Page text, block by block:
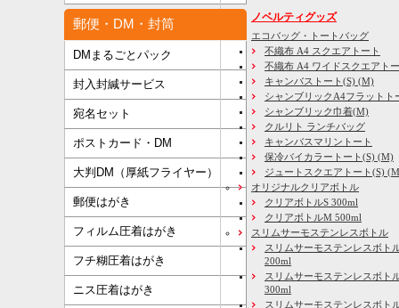
郵便・DM・封筒
DMまるごとパック
封入封緘サービス
宛名セット
ポストカード・DM
大判DM（厚紙フライヤー）
郵便はがき
フィルム圧着はがき
フチ糊圧着はがき
ニス圧着はがき
ノベルティグッズ
エコバッグ・トートバッグ
不織布 A4 スクエアトート
不織布 A4 ワイドスクエアト
キャンバストート(S) (M)
シャンブリックA4フラットト
シャンブリック巾着(M)
クルリト ランチバッグ
キャンバスマリントート
保冷バイカラートート(S) (M)
ジュートスクエアトート(S)
オリジナルクリアボトル
クリアボトルS 300ml
クリアボトルM 500ml
スリムサーモステンレスボトル
スリムサーモステンレスボト
200ml
スリムサーモステンレスボト
300ml
スリムサーモステンレスボト